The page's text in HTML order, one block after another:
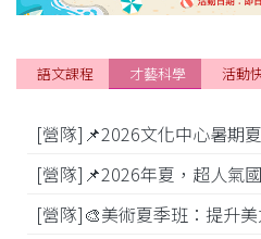
[營隊]📌2026文化中心暑期
[營隊]🎨美術夏季班：提升
語文課程 才藝科學 活動